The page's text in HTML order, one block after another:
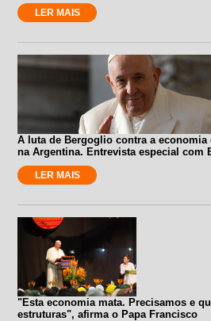
LER MAIS
A luta de Bergoglio contra a economia
na Argentina. Entrevista especial com
LER MAIS
"Esta economia mata. Precisamos e
estruturas", afirma o Papa Francisco